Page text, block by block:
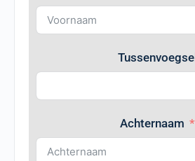
Tussenvoegsel
Achternaam